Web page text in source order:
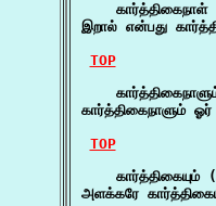
கார்த்திகைநாள்
இறால் என்பது
TOP
கார்த்திகைநாளும்
TOP
கார்த்திகையும்
அளக்கரே